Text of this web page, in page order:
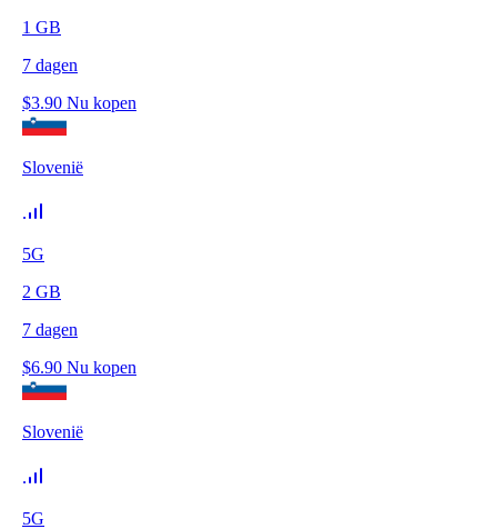
1 GB
7 dagen
$3.90 Nu kopen
Slovenië
5G
2 GB
7 dagen
$6.90 Nu kopen
Slovenië
5G